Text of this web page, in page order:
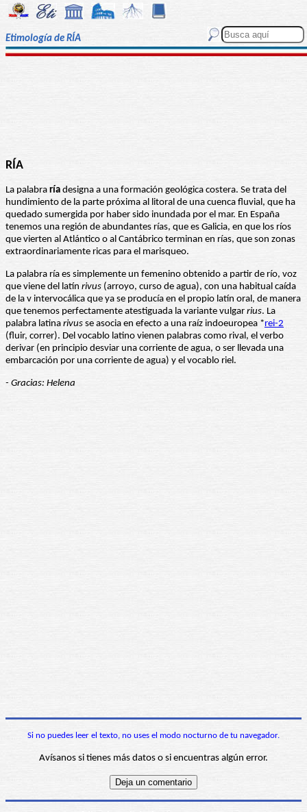
Etimología de RÍA
RÍA
La palabra ría designa a una formación geológica costera. Se trata del
hundimiento de la parte próxima al litoral de una cuenca fluvial, que ha
quedado sumergida por haber sido inundada por el mar. En España
tenemos una región de abundantes rías, que es Galicia, en que los ríos
que vierten al Atlántico o al Cantábrico terminan en rías, que son zonas
extraordinariamente ricas para el marisqueo.
La palabra ría es simplemente un femenino obtenido a partir de río, voz
que viene del latín rivus (arroyo, curso de agua), con una habitual caída
de la v intervocálica que ya se producía en el propio latín oral, de manera
que tenemos perfectamente atestiguada la variante vulgar rius. La
palabra latina rivus se asocia en efecto a una raíz indoeuropea *rei-2
(fluir, correr). Del vocablo latino vienen palabras como rival, el verbo
derivar (en principio desviar una corriente de agua, o ser llevada una
embarcación por una corriente de agua) y el vocablo riel.
- Gracias: Helena
Si no puedes leer el texto, no uses el modo nocturno de tu navegador.
Avísanos si tienes más datos o si encuentras algún error.